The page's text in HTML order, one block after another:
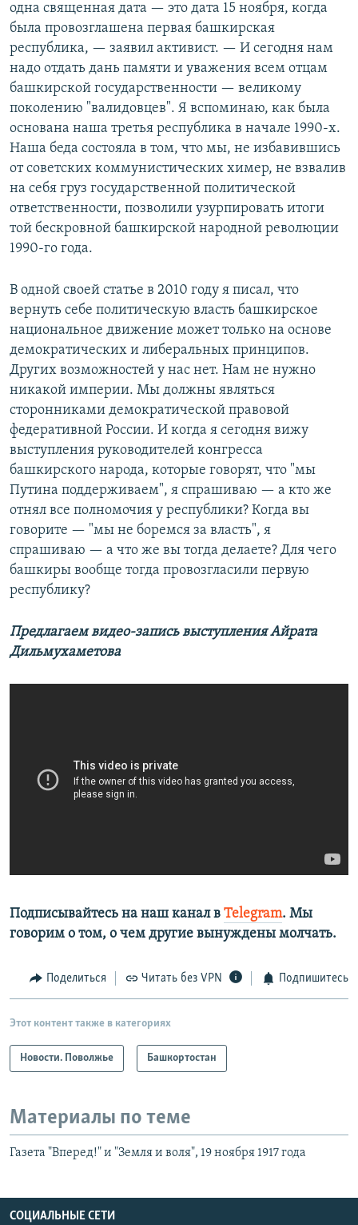
одна священная дата — это дата 15 ноября, когда
была провозглашена первая башкирская
республика, — заявил активист. — И сегодня нам
надо отдать дань памяти и уважения всем отцам
башкирской государственности — великому
поколению "валидовцев". Я вспоминаю, как была
основана наша третья республика в начале 1990-х.
Наша беда состояла в том, что мы, не избавившись
от советских коммунистических химер, не взвалив
на себя груз государственной политической
ответственности, позволили узурпировать итоги
той бескровной башкирской народной революции
1990-го года.
В одной своей статье в 2010 году я писал, что
вернуть себе политическую власть башкирское
национальное движение может только на основе
демократических и либеральных принципов.
Других возможностей у нас нет. Нам не нужно
никакой империи. Мы должны являться
сторонниками демократической правовой
федеративной России. И когда я сегодня вижу
выступления руководителей конгресса
башкирского народа, которые говорят, что "мы
Путина поддерживаем", я спрашиваю — а кто же
отнял все полномочия у республики? Когда вы
говорите — "мы не боремся за власть", я
спрашиваю — а что же вы тогда делаете? Для чего
башкиры вообще тогда провозгласили первую
республику?
Предлагаем видео-запись выступления Айрата
Дильмухаметова
Подписывайтесь на наш канал в Telegram. Мы
говорим о том, о чем другие вынуждены молчать.
Поделиться Читать без VPN Подпишитесь
Этот контент также в категориях
Новости. Поволжье Башкортостан
Материалы по теме
Газета "Вперед!" и "Земля и воля", 19 ноября 1917 года
СОЦИАЛЬНЫЕ СЕТИ